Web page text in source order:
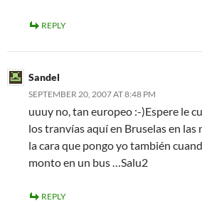
REPLY
Sandel
SEPTEMBER 20, 2007 AT 8:48 PM
uuuy no, tan europeo :-)Espere le
los tranvías aquí en Bruselas en
la cara que pongo yo también
monto en un bus …Salu2
REPLY